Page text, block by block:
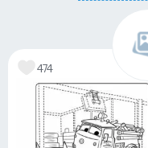
474